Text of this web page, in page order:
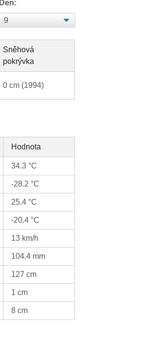
Den:
Sněhová
pokrývka
0 cm (1994)
Hodnota
34.3 °C
-28.2 °C
25.4 °C
-20.4 °C
13 km/h
104.4 mm
127 cm
1 cm
8 cm